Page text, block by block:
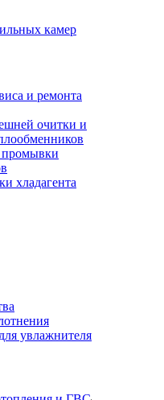
камер
и ремонта
очитки и
промывки
хладагента
увлажнителя